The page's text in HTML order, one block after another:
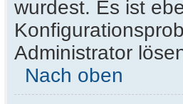
wurdest. Es ist
Administrator
Nach oben